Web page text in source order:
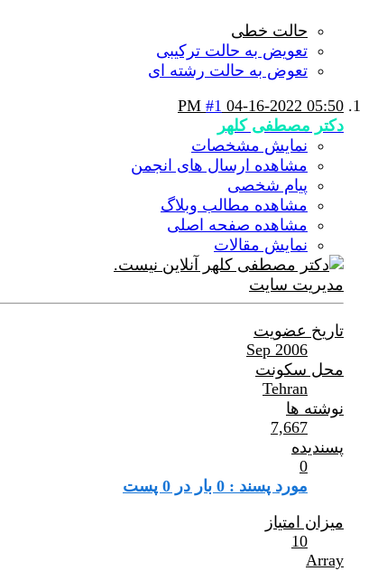
حالت خطی
تعویض به حالت ترکیبی
تعوض به حالت رشته ای
04-16-2022 05:50 PM
#1
دکتر مصطفی کلهر
نمایش مشخصات
مشاهده ارسال های انجمن
پیام شخصی
مشاهده مطالب وبلاگ
مشاهده صفحه اصلی
نمایش مقالات
مدیریت سایت
تاریخ عضویت
Sep 2006
محل سکونت
Tehran
نوشته ها
7,667
پسندیده
0
مورد پسند : 0 بار در 0 پست
میزان امتیاز
10
Array